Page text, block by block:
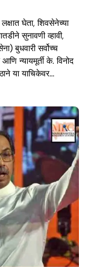
घेता, शिवसेनेच्या
सुनावणी व्हावी,
बुधवारी सर्वोच्च
न्यायमूर्ती के. विनोद
या याचिकेवर…